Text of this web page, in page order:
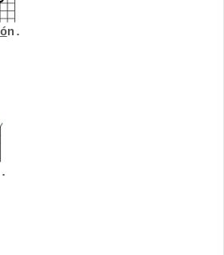
ón.